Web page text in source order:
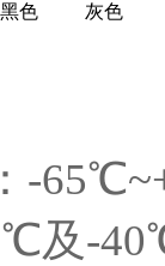
黑色 灰色
-
及-